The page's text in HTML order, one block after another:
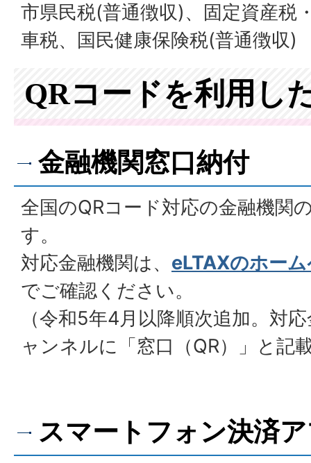
市県民税(普通徴収)、固定資産税
車税、国民健康保険税(普通徴収)
QRコードを利用し
金融機関窓口納付
全国のQRコード対応の金融機関
す。
対応金融機関は、 eLTAXのホー
でご確認ください。
（令和5年4月以降順次追加。対
ャンネルに「窓口（QR）」と記
スマートフォン決済